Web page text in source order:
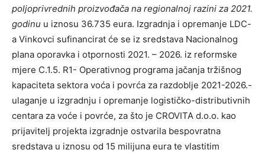
poljoprivrednih proizvođača na regionalnoj razini za 2021.
godinu u iznosu 36.735 eura. Izgradnja i opremanje LDC-
a Vinkovci sufinancirat će se iz sredstava Nacionalnog
plana oporavka i otpornosti 2021. – 2026. iz reformske
mjere C.1.5. R1- Operativnog programa jačanja tržišnog
kapaciteta sektora voća i povrća za razdoblje 2021-2026.-
ulaganje u izgradnju i opremanje logističko-distributivnih
centara za voće i povrće, za što je CROVITA d.o.o. kao
prijavitelj projekta izgradnje ostvarila bespovratna
sredstava u iznosu od 15 milijuna eura te vlastitim